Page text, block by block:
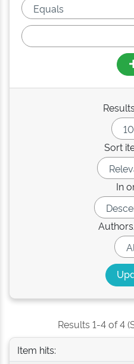
Sort
In
Results 1-4 of 4
Item hits: